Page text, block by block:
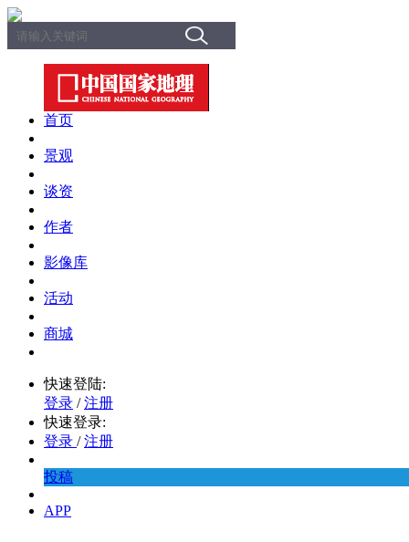
首页
景观
谈资
作者
影像库
活动
商城
快速登陆:
登录 / 注册
快速登录:
登录 / 注册
投稿
APP